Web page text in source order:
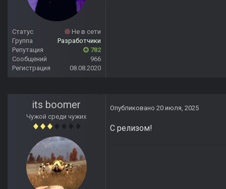
Статус
Не в сети
Группа
Разработчики
Репутация
782
Сообщений
966
Регистрация
08.08.2020
its boomer
Чужой среди чужих
Опубликовано 20 июля, 2025
С релизом!